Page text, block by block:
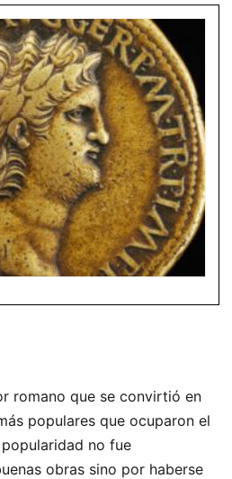
romano que se convirtió en
populares que ocuparon el
no fue
obras sino por haberse